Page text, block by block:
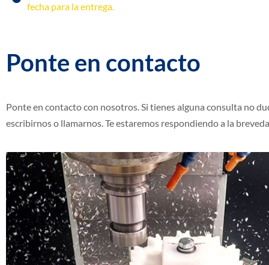
fecha para la entrega.
Ponte en contacto
Ponte en contacto con nosotros. Si tienes alguna consulta no
escribirnos o llamarnos. Te estaremos respondiendo a la